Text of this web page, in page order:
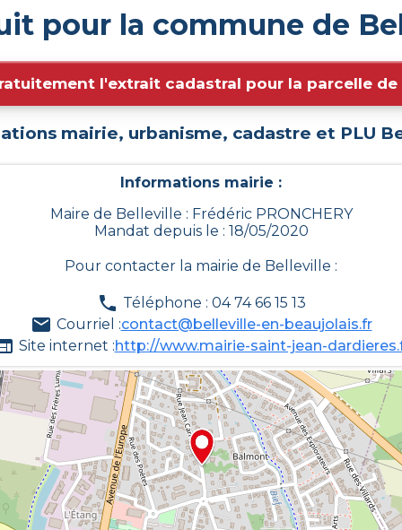
pour la commune de
l'extrait cadastral pour la parcelle de
mairie, urbanisme, cadastre et PLU
Informations mairie :
Maire de Belleville : Frédéric PRONCHERY
Mandat depuis le : 18/05/2020
Pour contacter la mairie de Belleville :
Téléphone : 04 74 66 15 13
Courriel :contact@belleville-en-beaujolais.fr
Site internet :http://www.mairie-saint-jean-